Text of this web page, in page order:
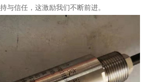
与信任，这激励我们不断前进。